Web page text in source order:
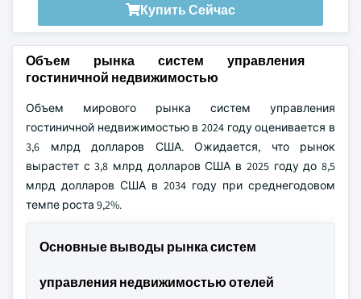
Купить Сейчас
Объем рынка систем управления
гостиничной недвижимостью
Объем мирового рынка систем управления
гостиничной недвижимостью в 2024 году оценивается в
3,6 млрд долларов США. Ожидается, что рынок
вырастет с 3,8 млрд долларов США в 2025 году до 8,5
млрд долларов США в 2034 году при среднегодовом
темпе роста 9,2%.
Основные выводы рынка систем
управления недвижимостью отелей